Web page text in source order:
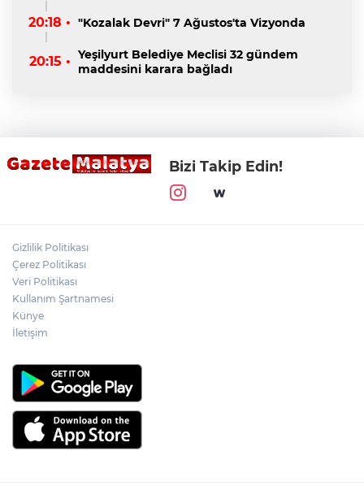
20:18 • "Kozalak Devri" 7 Ağustos'ta Vizyonda
20:15 • Yeşilyurt Belediye Meclisi 32 gündem
maddesini karara bağladı
Bizi Takip Edin!
Gizlilik Politikası
Çerez Politikası
Veri Politikası
Kullanım Şartnamesi
Künye
İletişim